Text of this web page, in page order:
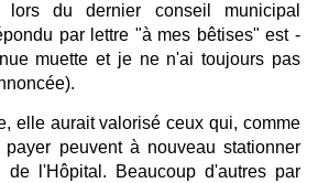
lors du dernier conseil municipal
par lettre "à mes bêtises" est -
muette et je ne n'ai toujours pas
elle aurait valorisé ceux qui, comme
payer peuvent à nouveau stationner
de l'Hôpital. Beaucoup d'autres par